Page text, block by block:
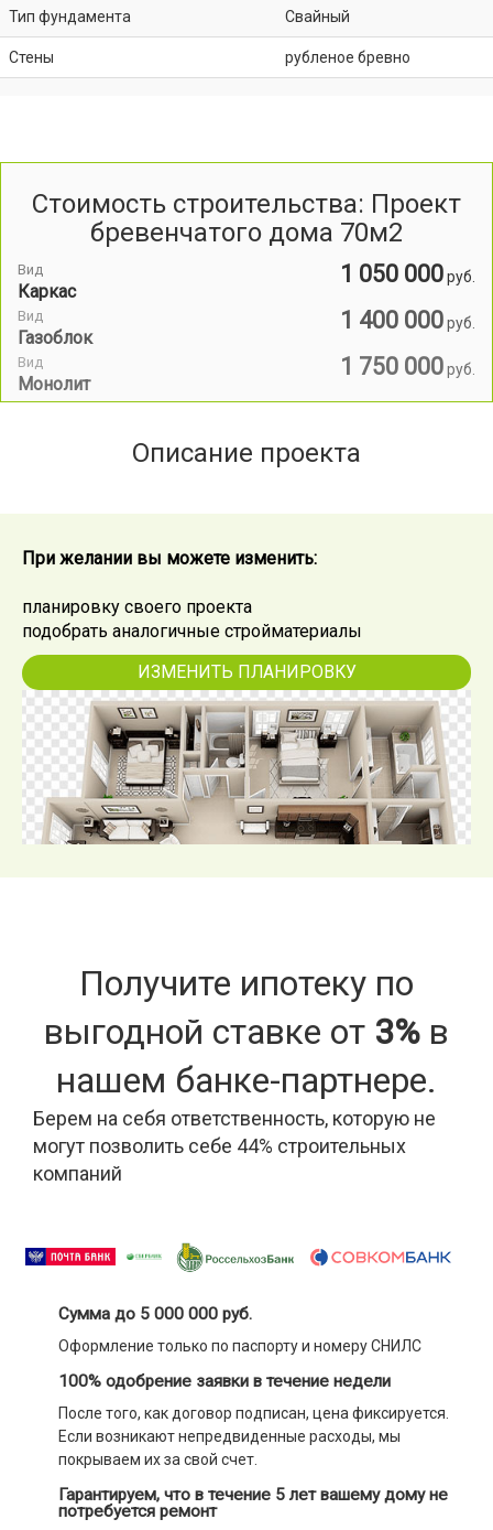
Тип фундамента Свайный
Стены рубленое бревно
Стоимость строительства: Проект
бревенчатого дома 70м2
Вид
Каркас
1 050 000руб.
Вид
Газоблок
1 400 000руб.
Вид
Монолит
1 750 000руб.
Описание проекта
При желании вы можете изменить:
планировку своего проекта
подобрать аналогичные стройматериалы
ИЗМЕНИТЬ ПЛАНИРОВКУ
Получите ипотеку по
выгодной ставке от 3% в
нашем банке-партнере.
Берем на себя ответственность, которую не
могут позволить себе 44% строительных
компаний
Сумма до 5 000 000 руб.
Оформление только по паспорту и номеру СНИЛС
100% одобрение заявки в течение недели
После того, как договор подписан, цена фиксируется.
Если возникают непредвиденные расходы, мы
покрываем их за свой счет.
Гарантируем, что в течение 5 лет вашему дому не
потребуется ремонт